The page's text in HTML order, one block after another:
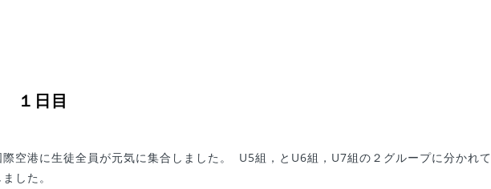
１日目
空港に生徒全員が元気に集合しました。 U5組，とU6組，U7組の２グループに分かれて
した。